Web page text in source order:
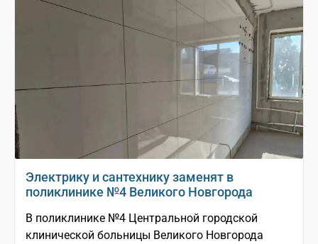
Электрику и сантехнику заменят в
поликлинике №4 Великого Новгорода
В поликлинике №4 Центральной городской
клинической больницы Великого Новгорода